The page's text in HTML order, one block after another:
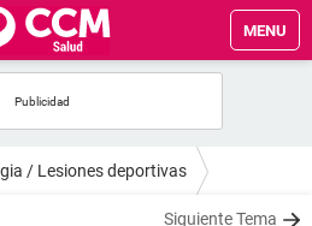
MENU
/ Lesiones deportivas
Siguiente Tema